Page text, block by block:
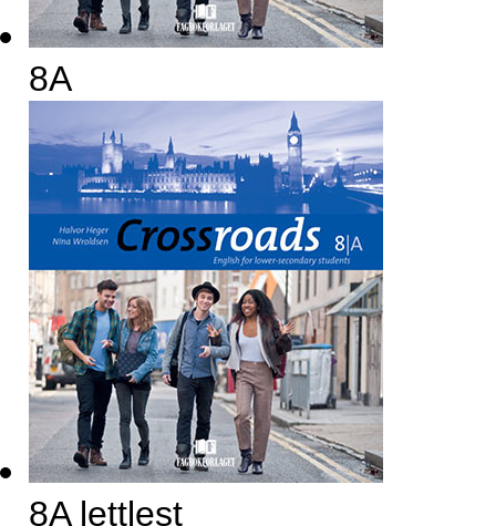
8A
8A lettlest